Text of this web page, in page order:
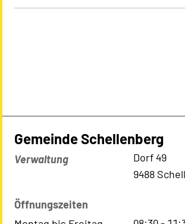
Gemeinde Schellenberg
Verwaltung
Dorf 49
9488
Öffnungszeiten